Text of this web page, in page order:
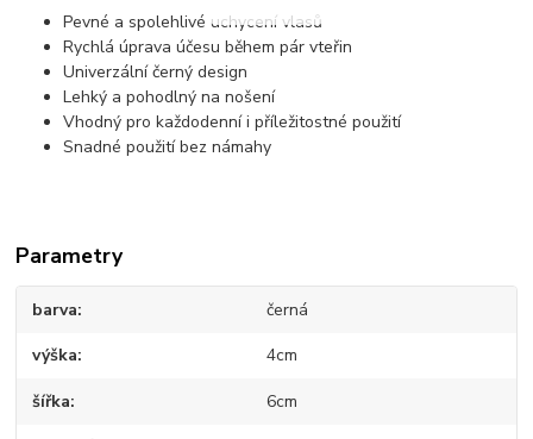
Pevné a spolehlivé uchycení vlasů
Rychlá úprava účesu během pár vteřin
Univerzální černý design
Lehký a pohodlný na nošení
Vhodný pro každodenní i příležitostné použití
Snadné použití bez námahy
Parametry
barva černá
výška 4cm
šířka 6cm